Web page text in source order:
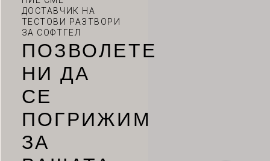
ДОСТАВЧИК НА
ТЕСТОВИ РАЗТВОРИ
ЗА СОФТГЕЛ
ПОЗВОЛЕТЕ
НИ ДА
СЕ
ПОГРИЖИМ
ЗА